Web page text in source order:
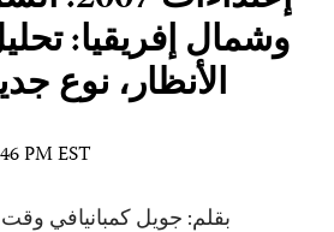
وشمال إفريقيا:
الأنظار، نوع
PM EST
بقلم: جويل كمبانيافي